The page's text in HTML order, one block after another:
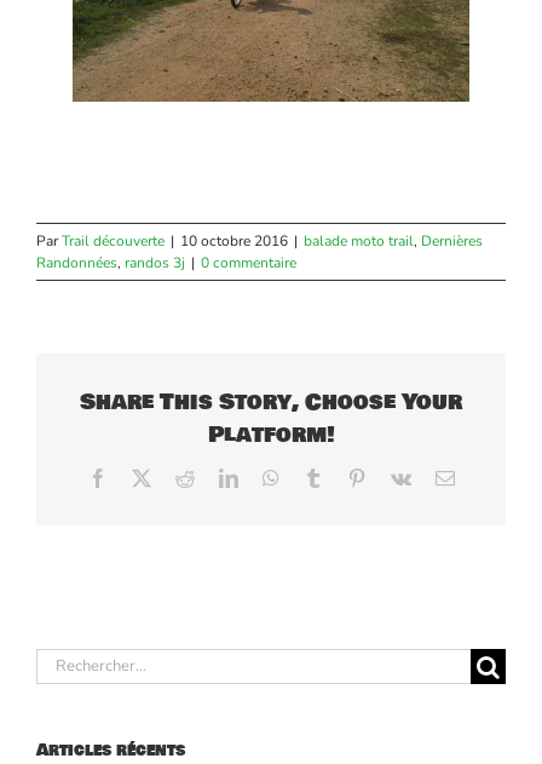
ParTrail découverte | 10 octobre 2016 | balade moto trail, Dernières
Randonnées, randos 3j | 0 commentaire
Share This Story, Choose Your
Platform!
Facebook RedditLinkedInWhatsApp
Tumblr Pinterest
Vk Email
Rechercher:
Articles récents